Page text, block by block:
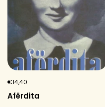
€14,40
Afërdita